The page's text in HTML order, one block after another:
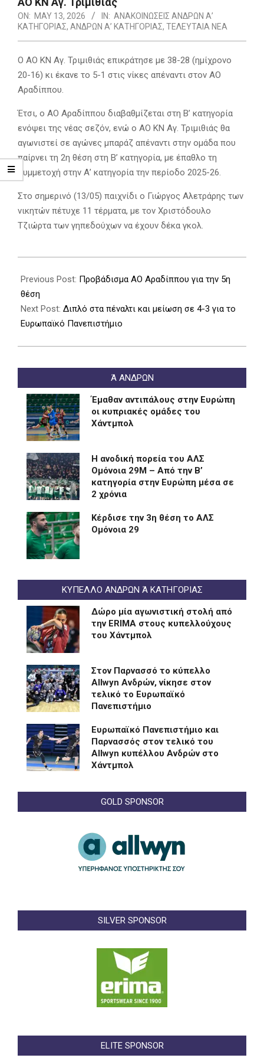
ON: MAY 13, 2026 IN: ΑΝΑΚΟΙΝΩΣΕΙΣ ΑΝΔΡΩΝ Α’
ΚΑΤΗΓΟΡΙΑΣ, ΑΝΔΡΩΝ Α’ ΚΑΤΗΓΟΡΙΑΣ, ΤΕΛΕΥΤΑΙΑ ΝΕΑ
Ο ΑΟ ΚΝ Αγ. Τριμιθιάς επικράτησε με 38-28 (ημίχρονο
20-16) κι έκανε το 5-1 στις νίκες απέναντι στον ΑΟ
Αραδίππου.
Έτσι, ο ΑΟ Αραδίππου διαβαθμίζεται στη Β’ κατηγορία
ενόψει της νέας σεζόν, ενώ ο ΑΟ ΚΝ Αγ. Τριμιθιάς θα
αγωνιστεί σε αγώνες μπαράζ απέναντι στην ομάδα που
παίρνει τη 2η θέση στη Β’ κατηγορία, με έπαθλο τη
συμμετοχή στην Α’ κατηγορία την περίοδο 2025-26.
Στο σημερινό (13/05) παιχνίδι ο Γιώργος Αλετράρης των
νικητών πέτυχε 11 τέρματα, με τον Χριστόδουλο
Τζιώρτα των γηπεδούχων να έχουν δέκα γκολ.
05-
13
Previous Post: Προβάδισμα ΑΟ Αραδίππου για την 5η
θέση
Next Post: Διπλό στα πέναλτι και μείωση σε 4-3 για το
Ευρωπαϊκό Πανεπιστήμιο
Ά ΑΝΔΡΩΝ
Έμαθαν αντιπάλους στην Ευρώπη
οι κυπριακές ομάδες του
Χάντμπολ
Η ανοδική πορεία του ΑΛΣ
Ομόνοια 29Μ – Από την Β’
κατηγορία στην Ευρώπη μέσα σε
2 χρόνια
Kέρδισε την 3η θέση το ΑΛΣ
Ομόνοια 29
ΚΥΠΕΛΛΟ ΑΝΔΡΩΝ Ά ΚΑΤΗΓΟΡΙΑΣ
Δώρο μία αγωνιστική στολή από
την ERIMA στους κυπελλούχους
του Χάντμπολ
Στον Παρνασσό το κύπελλο
Allwyn Ανδρών, νίκησε στον
τελικό το Ευρωπαϊκό
Πανεπιστήμιο
Eυρωπαϊκό Πανεπιστήμιο και
Παρνασσός στον τελικό του
Allwyn κυπέλλου Ανδρών στο
Χάντμπολ
GOLD SPONSOR
SILVER SPONSOR
ELITE SPONSOR